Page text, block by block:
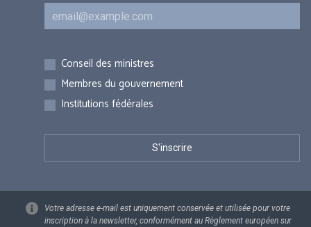
Courriel
Inscriptions
Conseil des ministres
Membres du gouvernement
Institutions fédérales
Votre adresse e-mail est uniquement conservée et utilisée pour votre
inscription à la newsletter, conformément au Règlement européen sur